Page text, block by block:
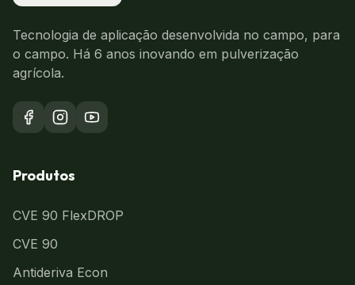
Tecnologia de aplicação desenvolvida no campo, para
o campo. Há 6 anos inovando em pulverização
agrícola.
Produtos
CVE 90 FlexDROP
CVE 90
Antideriva Econ